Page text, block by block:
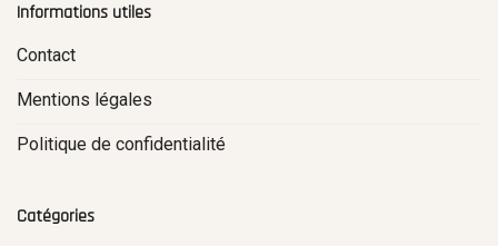
Informations utiles
Contact
Mentions légales
Politique de confidentialité
Catégories